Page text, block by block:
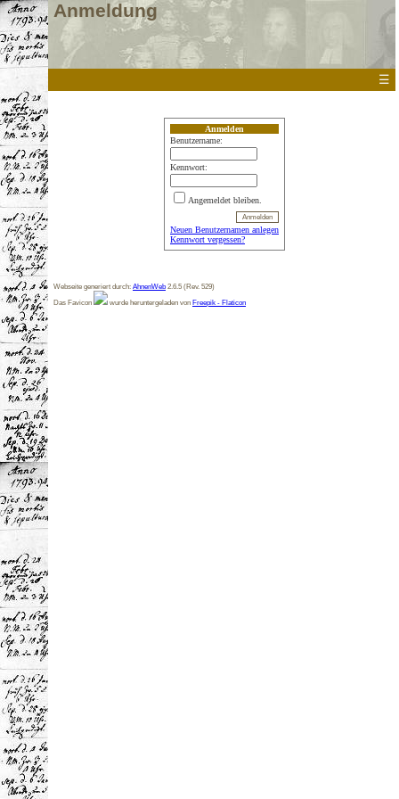
Anmeldung
☰
Anmelden
Benutzername:
Kennwort:
Angemeldet bleiben.
Neuen Benutzernamen anlegen
Kennwort vergessen?
Webseite generiert durch: AhnenWeb 2.6.5 (Rev. 529)
Das Favicon
wurde heruntergeladen von Freepik - Flaticon